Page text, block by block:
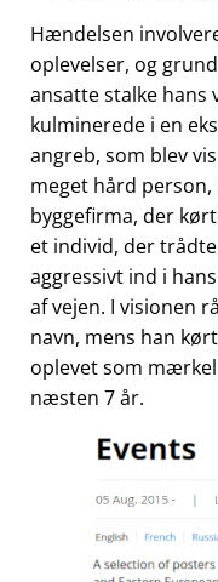
Hændelsen
oplevelser, og
ansatte stalke hans
kulminerede i en
angreb, som blev
meget hård
byggefirma, der
et individ, der
aggressivt ind i
af vejen. I visionen
navn, mens han
oplevet som
næsten 7 år.